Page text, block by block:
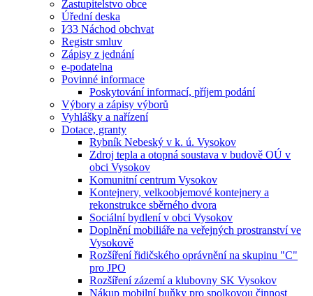
Zastupitelstvo obce
Úřední deska
I⁄33 Náchod obchvat
Registr smluv
Zápisy z jednání
e-podatelna
Povinné informace
Poskytování informací, příjem podání
Výbory a zápisy výborů
Vyhlášky a nařízení
Dotace, granty
Rybník Nebeský v k. ú. Vysokov
Zdroj tepla a otopná soustava v budově OÚ v
obci Vysokov
Komunitní centrum Vysokov
Kontejnery, velkoobjemové kontejnery a
rekonstrukce sběrného dvora
Sociální bydlení v obci Vysokov
Doplnění mobiliáře na veřejných prostranství ve
Vysokově
Rozšíření řidičského oprávnění na skupinu "C"
pro JPO
Rozšíření zázemí a klubovny SK Vysokov
Nákup mobilní buňky pro spolkovou činnost